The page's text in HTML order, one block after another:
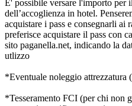
E' possibile versare l'importo per
dell’accoglienza in hotel.
acquistare i pass e consegnarli
preferisce acquistare il pass con
sito paganella.net, indicando la
utlizzo
*Eventuale noleggio attrezzatura
*Tesseramento FCI (per chi non